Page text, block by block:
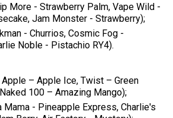
More - Strawberry Palm, Vape Wild -
Jam Monster - Strawberry);
- Churrios, Cosmic Fog -
Noble - Pistachio RY4).
– Apple Ice, Twist – Green
100 – Amazing Mango);
Mama - Pineapple Express, Charlie's